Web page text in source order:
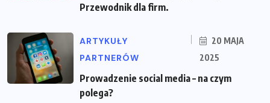
Przewodnik dla firm.
ARTYKUŁY
PARTNERÓW
20 MAJA
2025
Prowadzenie social media – na czym
polega?